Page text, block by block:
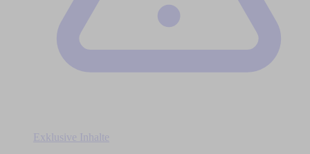
Exklusive Inhalte